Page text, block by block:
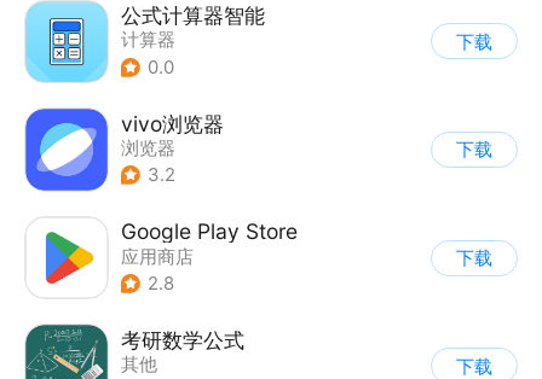
公式计算器智能
计算器
0.0
下载
vivo浏览器
浏览器
3.2
下载
Google Play Store
应用商店
2.8
下载
考研数学公式
其他
下载